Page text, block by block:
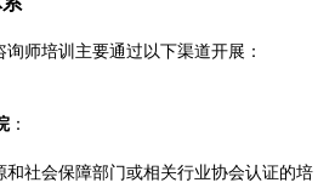
师培训主要通过以下渠道开展：
：
社会保障部门或相关行业协会认证的培